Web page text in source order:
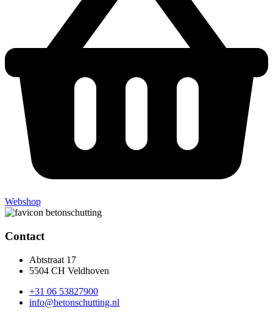
Webshop
Contact
Abtstraat 17
5504 CH Veldhoven
+31 06 53827900
info@betonschutting.nl